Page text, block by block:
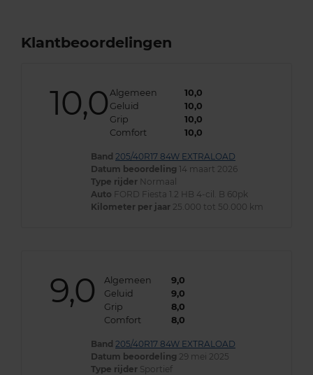
Klantbeoordelingen
10,0 Algemeen
10,0
Geluid
10,0
Grip
10,0
Comfort
10,0
Band 205/40R17 84W EXTRALOAD
Datum beoordeling 14 maart 2026
Type rijder Normaal
Auto FORD Fiesta 1.2 HB 4-cil. B 60pk
Kilometer per jaar 25.000 tot 50.000 km
9,0 Algemeen
9,0
Geluid
9,0
Grip
8,0
Comfort
8,0
Band 205/40R17 84W EXTRALOAD
Datum beoordeling 29 mei 2025
Type rijder Sportief